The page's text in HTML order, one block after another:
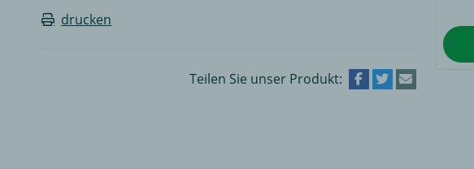
drucken
Teilen Sie unser Produkt: